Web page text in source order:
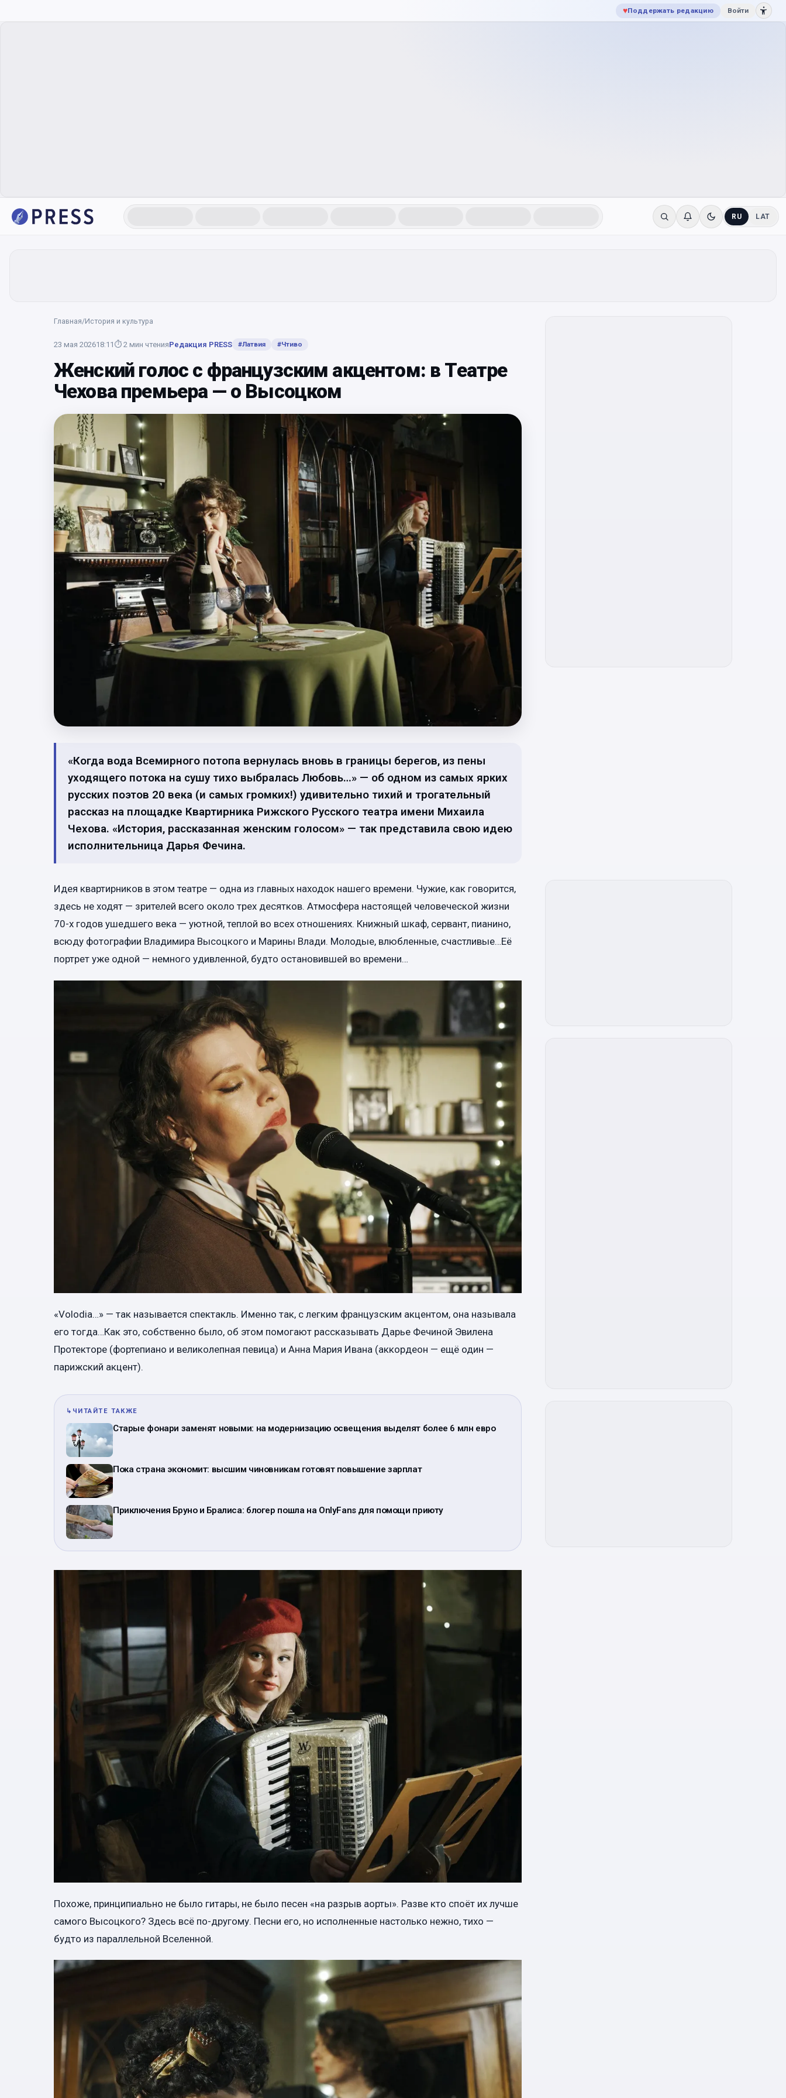
♥Поддержать редакцию Войти
RU LAT
Главная/История и культура
23 мая 202618:11 ⏱ 2 мин чтенияРедакция PRESS #Латвия #Чтиво
Женский голос с французским акцентом: в Театре
Чехова премьера — о Высоцком
«Когда вода Всемирного потопа вернулась вновь в границы берегов, из пены
уходящего потока на сушу тихо выбралась Любовь…» — об одном из самых ярких
русских поэтов 20 века (и самых громких!) удивительно тихий и трогательный
рассказ на площадке Квартирника Рижского Русского театра имени Михаила
Чехова. «История, рассказанная женским голосом» — так представила свою идею
исполнительница Дарья Фечина.
Идея квартирников в этом театре — одна из главных находок нашего времени. Чужие, как говорится,
здесь не ходят — зрителей всего около трех десятков. Атмосфера настоящей человеческой жизни
70-х годов ушедшего века — уютной, теплой во всех отношениях. Книжный шкаф, сервант, пианино,
всюду фотографии Владимира Высоцкого и Марины Влади. Молодые, влюбленные, счастливые…Её
портрет уже одной — немного удивленной, будто остановившей во времени…
«Volodia…» — так называется спектакль. Именно так, с легким французским акцентом, она называла
его тогда…Как это, собственно было, об этом помогают рассказывать Дарье Фечиной Эвилена
Протекторе (фортепиано и великолепная певица) и Анна Мария Ивана (аккордеон — ещё один —
парижский акцент).
↳ ЧИТАЙТЕ ТАКЖЕ
Старые фонари заменят новыми: на модернизацию освещения выделят более 6 млн евро
Пока страна экономит: высшим чиновникам готовят повышение зарплат
Приключения Бруно и Бралиса: блогер пошла на OnlyFans для помощи приюту
Похоже, принципиально не было гитары, не было песен «на разрыв аорты». Разве кто споёт их лучше
самого Высоцкого? Здесь всё по-другому. Песни его, но исполненные настолько нежно, тихо —
будто из параллельной Вселенной.